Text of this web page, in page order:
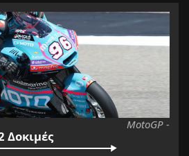
MotoGP -
Δοκιμές